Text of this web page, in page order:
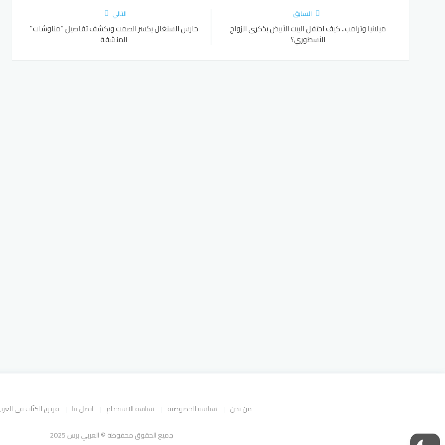
السابق
ميلانيا وترامب.. كيف احتفل البيت الأبيض بذكرى الزواج
الأسطوري؟
التالي
حارس السنغال يكسر الصمت ويكشف تفاصيل “مناوشات”
المنشفة
من نحن سياسة الخصوصية سياسة الاستخدام اتصل بنا فريق الكتّاب في
جميع الحقوق محفوظة © العربي برس 2025